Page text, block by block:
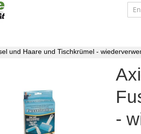
und Haare und Tischkrümel -
-